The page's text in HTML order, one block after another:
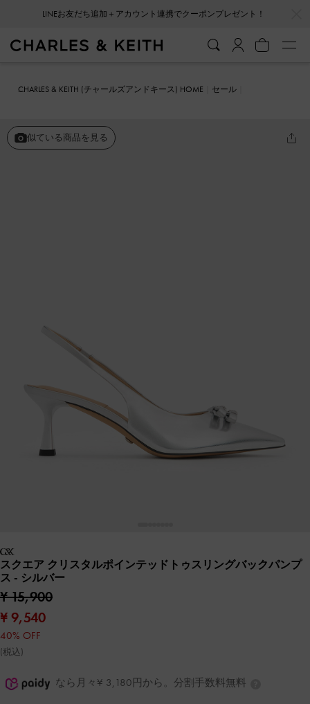
LINEお友だち追加＋アカウント連携でクーポンプレゼント！
CHARLES & KEITH (チャールズアンドキース) HOME
セール
似ている商品を見る
スクエア クリスタルポインテッドトゥスリングバックパンプ
ス - シルバー
¥ 15,900
¥ 9,540
40% OFF
(税込)
なら月々¥ 3,180円から。分割手数料無料